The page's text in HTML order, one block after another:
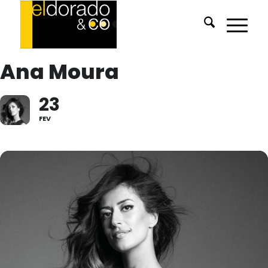
Ana Moura
23
FEV